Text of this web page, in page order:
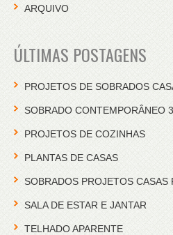
ARQUIVO
ÚLTIMAS POSTAGENS
PROJETOS DE SOBRADOS
SOBRADO CONTEMPORÂNEO
PROJETOS DE COZINHAS
PLANTAS DE CASAS
SOBRADOS PROJETOS CASAS
SALA DE ESTAR E JANTAR
TELHADO APARENTE